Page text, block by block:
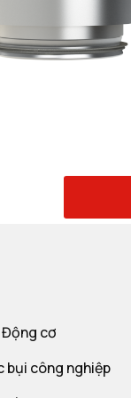
cơ
bụi công nghiệp